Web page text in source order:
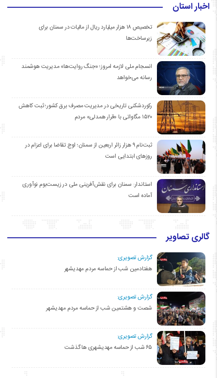
اخبار استان
تخصیص ۱۸ هزار میلیارد ریال از مالیات در سمنان برای
زیرساخت‌ها
انسجام ملی لازمه امروز؛ «جنگ روایت‌ها» مدیریت هوشمند
رسانه می‌خواهد
رکوردشکنی تاریخی در مدیریت مصرف برق کشور؛ ثبت کاهش
۱۵۲۰ مگاواتی با «قرار همدلی» مردم
ثبت‌نام ۹ هزار زائر اربعین از سمنان؛ اوج تقاضا برای اعزام در
روزهای ابتدایی است
استاندار: سمنان برای نقش‌آفرینی ملی در زیست‌بوم نوآوری
آماده است
گالری تصاویر
گزارش تصویری:
هفتادمین شب از حماسه مردم مهدیشهر
گزارش تصویری:
شصت و هشتمین شب از حماسه مردم مهدیشهر
گزارش تصویری:
۶۵ شب از حماسه مهدیشهری ها گذشت